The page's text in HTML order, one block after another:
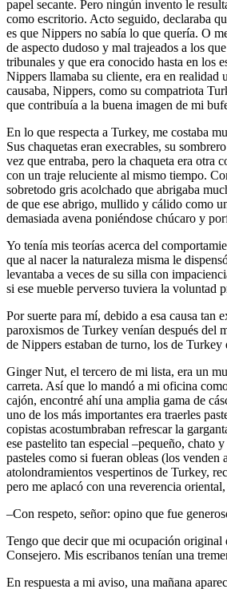
papel secante. Pero ningún invento le
como escritorio. Acto seguido, declaraba
es que Nippers no sabía lo que quería. O
de aspecto dudoso y mal trajeados a los
tribunales y que era conocido hasta en los
Nippers llamaba su cliente, era en realidad
causaba, Nippers, como su compatriota
que contribuía a la buena imagen de mi
En lo que respecta a Turkey, me costaba
Sus chaquetas eran execrables, su
vez que entraba, pero la chaqueta era otra
con un traje reluciente al mismo tiempo.
sobretodo gris acolchado que abrigaba
de que ese abrigo, mullido y cálido como
demasiada avena poniéndose chúcaro y
Yo tenía mis teorías acerca del
que al nacer la naturaleza misma le
levantaba a veces de su silla con
si ese mueble perverso tuviera la voluntad
Por suerte para mí, debido a esa causa
paroxismos de Turkey venían después del
de Nippers estaban de turno, los de
Ginger Nut, el tercero de mi lista, era un
carreta. Así que lo mandó a mi oficina
cajón, encontré ahí una amplia gama de
uno de los más importantes era traerles
copistas acostumbraban refrescar la
ese pastelito tan especial –pequeño, chato
pasteles como si fueran obleas (los
atolondramientos vespertinos de Turkey,
pero me aplacó con una reverencia
–Con respeto, señor: opino que fue
Tengo que decir que mi ocupación original
Consejero. Mis escribanos tenían una
En respuesta a mi aviso, una mañana